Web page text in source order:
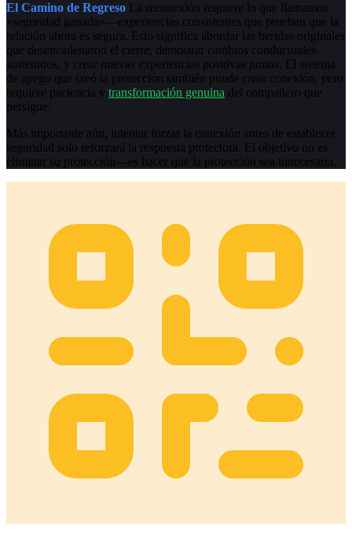
El Camino de Regreso La reconexión requiere lo que llamamos
«seguridad ganada»—experiencias consistentes que prueban que la
relación ahora es segura. Esto significa abordar las heridas originales
que desencadenaron el cierre, demostrar cambios conductuales
sostenidos, y crear nuevas experiencias positivas juntos. El sistema
de apego que creó la protección también puede crear conexión, pero
requiere paciencia y transformación genuina del compañero que
persigue.
Más importante aún, intentar forzar la conexión antes de establecer
seguridad solo reforzará la respuesta protectora. El objetivo no es
eliminar su protección—es hacer que la protección sea innecesaria.